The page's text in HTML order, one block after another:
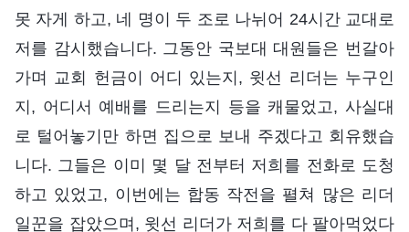
못 자게 하고, 네 명이 두 조로 나뉘어 24시간 교대로
저를 감시했습니다. 그동안 국보대 대원들은 번갈아
가며 교회 헌금이 어디 있는지, 윗선 리더는 누구인
지, 어디서 예배를 드리는지 등을 캐물었고, 사실대
로 털어놓기만 하면 집으로 보내 주겠다고 회유했습
니다. 그들은 이미 몇 달 전부터 저희를 전화로 도청
하고 있었고, 이번에는 합동 작전을 펼쳐 많은 리더
일꾼을 잡았으며, 윗선 리더가 저희를 다 팔아먹었다